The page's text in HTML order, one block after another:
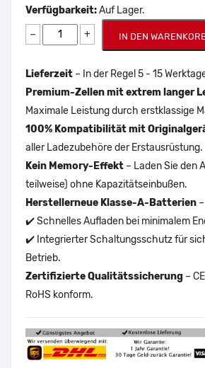
Verfügbarkeit:Auf Lager.
− + IN DEN
Lieferzeit – In der Regel 5 - 15
Premium-Zellen mit extrem langer
Maximale Leistung durch erstklassige
100% Kompatibilität mit
aller Ladezubehöre der Erstausrüstung.
Kein Memory-Effekt – Laden Sie den
teilweise) ohne Kapazitätseinbußen.
Herstellerneue Klasse-A-Batterien –
✔️ Schnelles Aufladen bei minimalem
✔️ Integrierter Schaltungsschutz für
Betrieb.
Zertifizierte Qualitätssicherung –
RoHS konform.